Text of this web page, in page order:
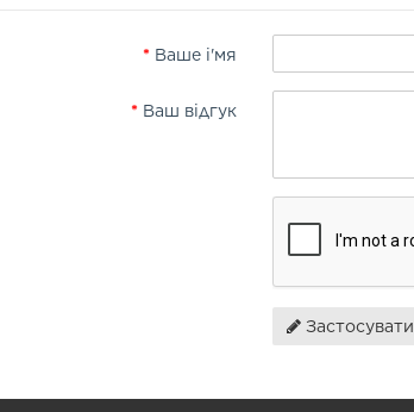
Ваше і'мя
Ваш відгук
Застосувати